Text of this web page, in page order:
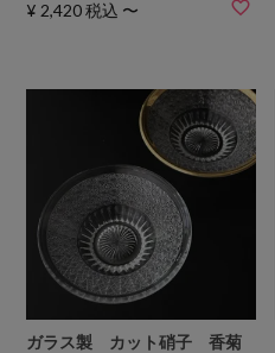
¥ 2,420 税込 〜
ガラス製 カット硝子 香菊